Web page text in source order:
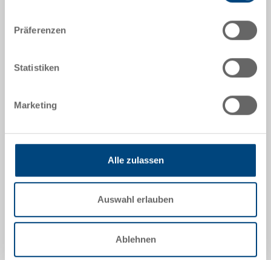
Präferenzen
Statistiken
Marketing
Alle zulassen
Auswahl erlauben
Ablehnen
RAKO Behälter 600x400x325
600x400x325 mm
Farbe
Bestell Nr.
ab 1 Stück
Preis
zum Produkt